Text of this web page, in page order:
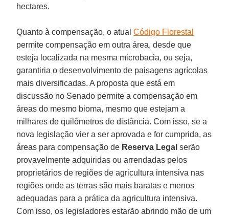
hectares.
Quanto à compensação, o atualCódigo Florestal
permite compensação em outra área, desde que
esteja localizada na mesma microbacia, ou seja,
garantiria o desenvolvimento de paisagens agrícolas
mais diversificadas. A proposta que está em
discussão no Senado permite a compensação em
áreas do mesmo bioma, mesmo que estejam a
milhares de quilômetros de distância. Com isso, se a
nova legislação vier a ser aprovada e for cumprida, as
áreas para compensação de Reserva Legal serão
provavelmente adquiridas ou arrendadas pelos
proprietários de regiões de agricultura intensiva nas
regiões onde as terras são mais baratas e menos
adequadas para a prática da agricultura intensiva.
Com isso, os legisladores estarão abrindo mão de um